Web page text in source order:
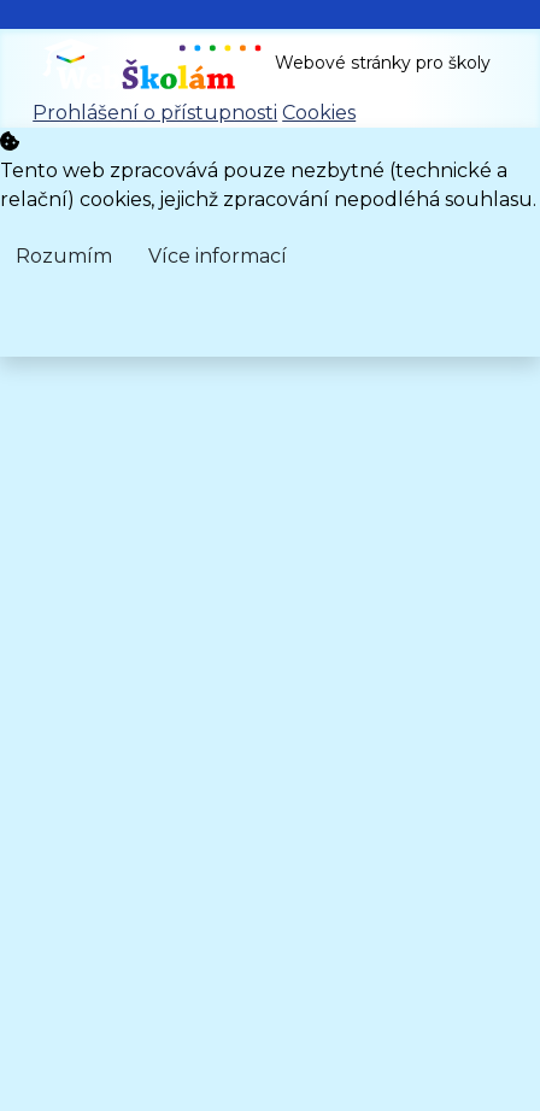
Webové stránky pro školy
Prohlášení o přístupnosti Cookies
Tento web zpracovává pouze nezbytné (technické a
relační) cookies, jejichž zpracování nepodléhá souhlasu.
Rozumím Více informací